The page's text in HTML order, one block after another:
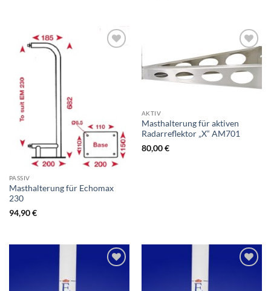
PASSIV
Masthalterung für Echomax
230
94,90€
Zur
Wunschliste
hinzufügen
AKTIV
Masthalterung für aktiven
Radarreflektor „X“ AM701
80,00€